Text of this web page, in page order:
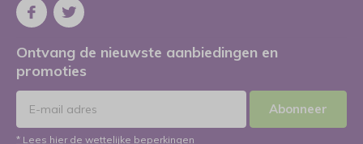
Ontvang de nieuwste aanbiedingen en
promoties
Abonneer
* Lees hier de wettelijke beperkingen